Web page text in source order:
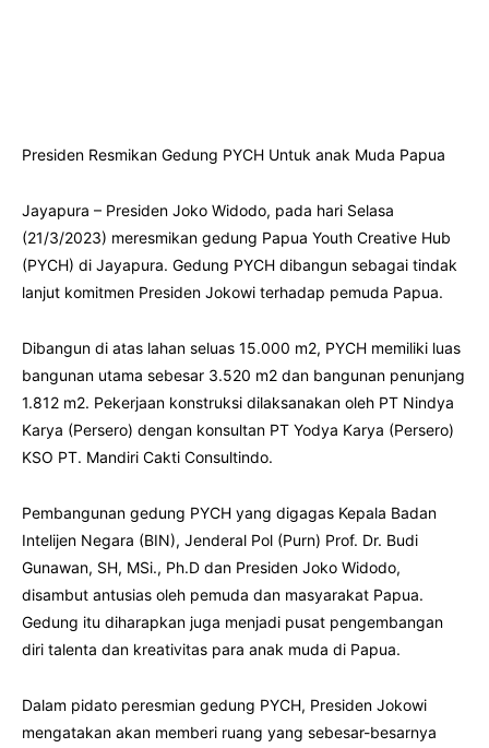
Presiden Resmikan Gedung PYCH Untuk anak Muda Papua
Jayapura – Presiden Joko Widodo, pada hari Selasa
(21/3/2023) meresmikan gedung Papua Youth Creative Hub
(PYCH) di Jayapura. Gedung PYCH dibangun sebagai tindak
lanjut komitmen Presiden Jokowi terhadap pemuda Papua.
Dibangun di atas lahan seluas 15.000 m2, PYCH memiliki luas
bangunan utama sebesar 3.520 m2 dan bangunan penunjang
1.812 m2. Pekerjaan konstruksi dilaksanakan oleh PT Nindya
Karya (Persero) dengan konsultan PT Yodya Karya (Persero)
KSO PT. Mandiri Cakti Consultindo.
Pembangunan gedung PYCH yang digagas Kepala Badan
Intelijen Negara (BIN), Jenderal Pol (Purn) Prof. Dr. Budi
Gunawan, SH, MSi., Ph.D dan Presiden Joko Widodo,
disambut antusias oleh pemuda dan masyarakat Papua.
Gedung itu diharapkan juga menjadi pusat pengembangan
diri talenta dan kreativitas para anak muda di Papua.
Dalam pidato peresmian gedung PYCH, Presiden Jokowi
mengatakan akan memberi ruang yang sebesar-besarnya